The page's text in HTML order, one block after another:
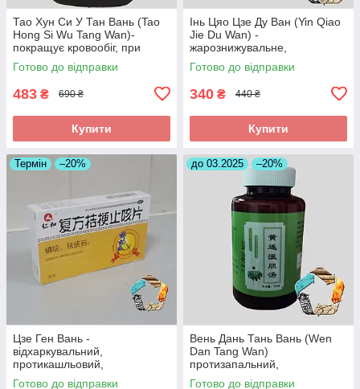
Тао Хун Си У Тан Вань (Tao
Hong Si Wu Tang Wan)-
покращує кровообіг, при
інсульті, головних болях
Готово до відправки
483 ₴ 690 ₴
Купити
Інь Цяо Цзе Ду Ван (Yin Qiao
Jie Du Wan) -
жарознижувальне,
протизапальне,антиалергічне
Готово до відправки
340 ₴ 440 ₴
Купити
Термін –20%
Цзе Ген Вань -
відхаркувальний,
протикашльовий,
протизапальний
Готово до відправки
до 03.2025 –20%
Вень Дань Тань Вань (Wen
Dan Tang Wan)
протизапальний,
знеболюючий, при
Готово до відправки